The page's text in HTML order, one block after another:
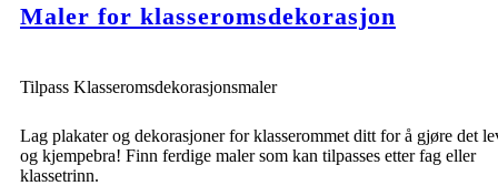
Maler for klasseromsdekorasjon
Tilpass Klasseromsdekorasjonsmaler
Lag plakater og dekorasjoner for klasserommet ditt for å gjøre det
og kjempebra! Finn ferdige maler som kan tilpasses etter fag eller
klassetrinn.